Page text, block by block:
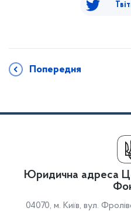
Попередня
Юридична адреса
04070, м. Київ, вул.